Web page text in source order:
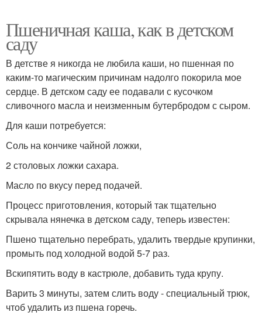
Пшеничная каша, как в детском
саду
В детстве я никогда не любила каши, но пшенная по
каким-то магическим причинам надолго покорила мое
сердце. В детском саду ее подавали с кусочком
сливочного масла и неизменным бутербродом с сыром.
Для каши потребуется:
Соль на кончике чайной ложки,
2 столовых ложки сахара.
Масло по вкусу перед подачей.
Процесс приготовления, который так тщательно
скрывала нянечка в детском саду, теперь известен:
Пшено тщательно перебрать, удалить твердые крупинки,
промыть под холодной водой 5-7 раз.
Вскипятить воду в кастрюле, добавить туда крупу.
Варить 3 минуты, затем слить воду - специальный трюк,
чтоб удалить из пшена горечь.